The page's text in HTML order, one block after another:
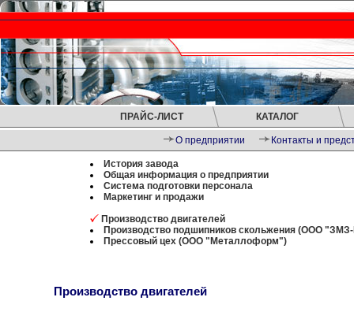
ПРАЙС-ЛИСТ КАТАЛОГ
О предприятии Контакты и
История завода
Общая информация о предприятии
Система подготовки персонала
Маркетинг и продажи
Производство двигателей
Производство подшипников скольжения (ООО
Прессовый цех (ООО "Металлоформ")
Производство двигателей